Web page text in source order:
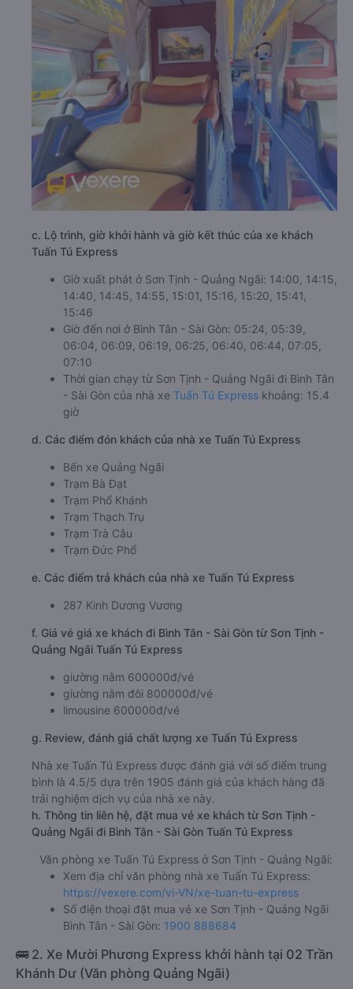
c. Lộ trình, giờ khởi hành và giờ kết thúc của xe khách
Tuấn Tú Express
Giờ xuất phát ở Sơn Tịnh - Quảng Ngãi: 14:00, 14:15,
14:40, 14:45, 14:55, 15:01, 15:16, 15:20, 15:41,
15:46
Giờ đến nơi ở Bình Tân - Sài Gòn: 05:24, 05:39,
06:04, 06:09, 06:19, 06:25, 06:40, 06:44, 07:05,
07:10
Thời gian chạy từ Sơn Tịnh - Quảng Ngãi đi Bình Tân
- Sài Gòn của nhà xe Tuấn Tú Express khoảng: 15.4
giờ
d. Các điểm đón khách của nhà xe Tuấn Tú Express
Bến xe Quảng Ngãi
Trạm Bà Đạt
Trạm Phổ Khánh
Trạm Thạch Trụ
Trạm Trà Câu
Trạm Đức Phổ
e. Các điểm trả khách của nhà xe Tuấn Tú Express
287 Kinh Dương Vương
f. Giá vé giá xe khách đi Bình Tân - Sài Gòn từ Sơn Tịnh -
Quảng Ngãi Tuấn Tú Express
giường nằm 600000đ/vé
giường nằm đôi 800000đ/vé
limousine 600000đ/vé
g. Review, đánh giá chất lượng xe Tuấn Tú Express
Nhà xe Tuấn Tú Express được đánh giá với số điểm trung
bình là 4.5/5 dựa trên 1905 đánh giá của khách hàng đã
trải nghiệm dịch vụ của nhà xe này.
h. Thông tin liên hệ, đặt mua vé xe khách từ Sơn Tịnh -
Quảng Ngãi đi Bình Tân - Sài Gòn Tuấn Tú Express
Văn phòng xe Tuấn Tú Express ở Sơn Tịnh - Quảng Ngãi:
Xem địa chỉ văn phòng nhà xe Tuấn Tú Express:
https://vexere.com/vi-VN/xe-tuan-tu-express
Số điện thoại đặt mua vé xe Sơn Tịnh - Quảng Ngãi
Bình Tân - Sài Gòn: 1900 888684
🚌 2. Xe Mười Phương Express khởi hành tại 02 Trần
Khánh Dư (Văn phòng Quảng Ngãi)